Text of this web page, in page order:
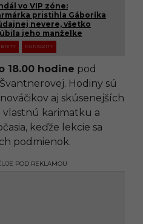
vo VIP zóne:
pristihla Gáboríka
nevere, všetko
jeho manželke
KURIOZITY
18.00 hodine pod
Hodiny sú
aj skúsenejších
vlastnú karimatku a
keďže lekcie sa
podmienok.
POD REKLAMOU